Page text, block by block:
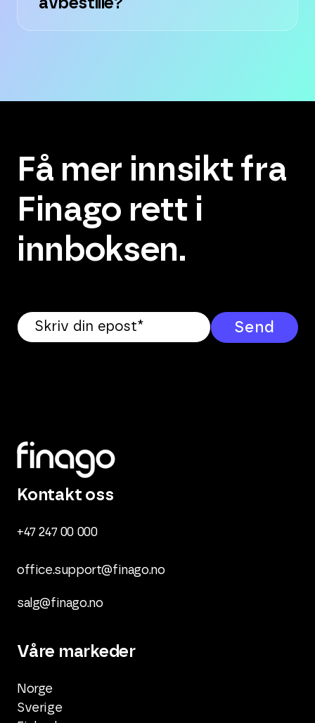
avbestille?
Få mer innsikt fra
Finago rett i
innboksen.
Kontakt oss
+47 247 00 000
office.support@finago.no
salg@finago.no
Våre markeder
Norge
Sverige